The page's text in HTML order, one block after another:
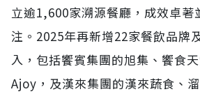
立逾1,600家溯源餐廳，成效卓著
注。2025年再新增22家餐飲品牌
入，包括饗賓集團的旭集、饗食
Ajoy，及漢來集團的漢來蔬食、